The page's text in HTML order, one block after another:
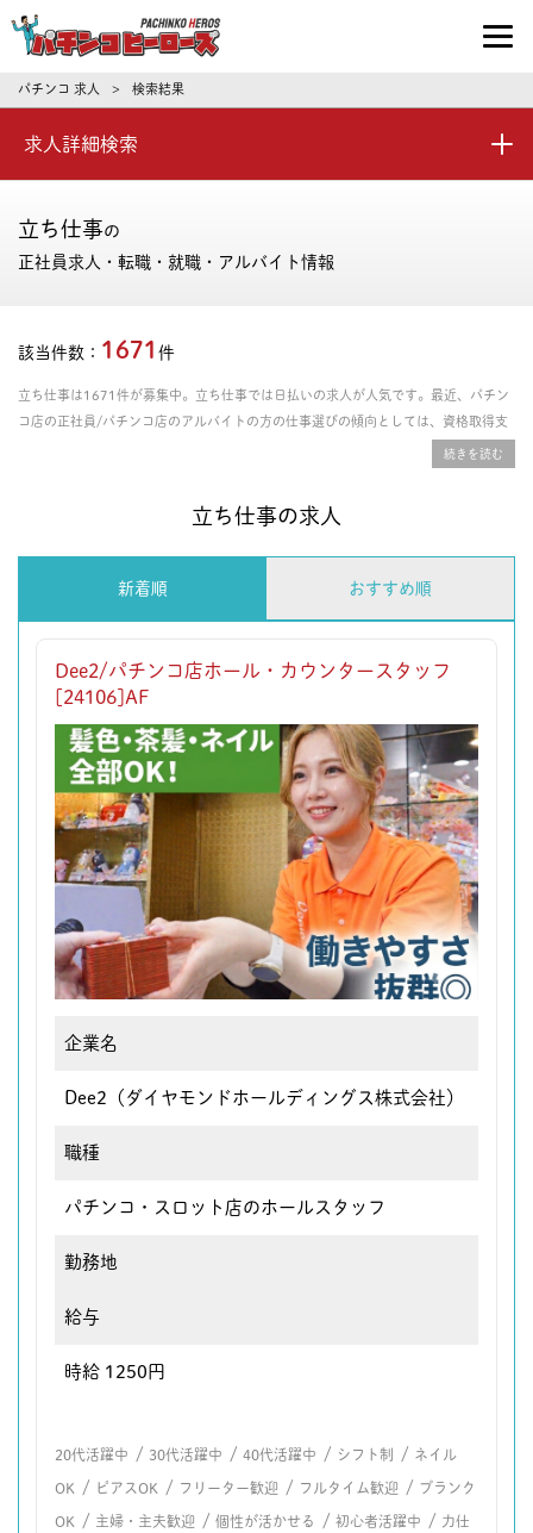
パチンコ求人・転職ならパチンコヒーロ
パチンコ 求人 > 検索結果
求人詳細検索
立ち仕事の
正社員求人・転職・就職・アルバイト情報
該当件数： 1671 件
立ち仕事は1671件が募集中。立ち仕事では日払いの求人が人気です。最近、パチン
コ店の正社員/パチンコ店のアルバイトの方の仕事選びの傾向としては、資格取得支
援あり、年間休日の多さ、残業時間の少なさを重視される方が多いです。給料や年
立ち仕事の求人
新着順 おすすめ順
Dee2/パチンコ店ホール・カウンタースタッフ
[24106]AF
企業名
Dee2（ダイヤモンドホールディングス株式会社）
職種
パチンコ・スロット店のホールスタッフ
勤務地
給与
時給 1250円
20代活躍中 / 30代活躍中 / 40代活躍中 / シフト制 / ネイル
OK / ピアスOK / フリーター歓迎 / フルタイム歓迎 / ブランク
OK / 主婦・主夫歓迎 / 個性が活かせる / 初心者活躍中 / 力仕